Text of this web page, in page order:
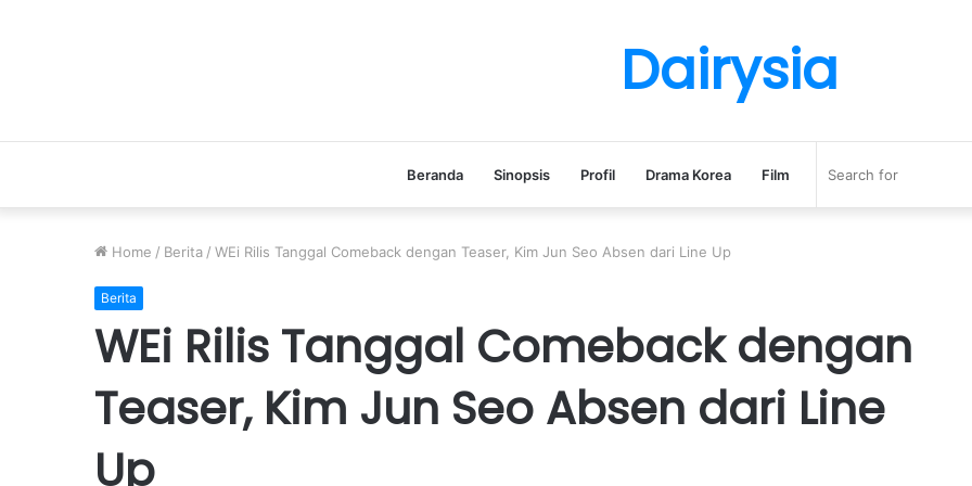
Dairysia
Beranda Sinopsis Profil Drama Korea Film
Home / Berita / WEi Rilis Tanggal Comeback dengan Teaser, Kim Jun Seo Absen dari Line Up
Berita
WEi Rilis Tanggal Comeback dengan
Teaser, Kim Jun Seo Absen dari Line
Up